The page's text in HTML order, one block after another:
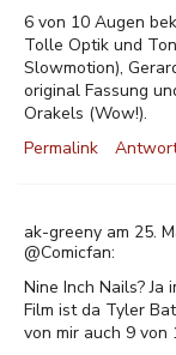
6 von 10 Augen
Tolle Optik und
Slowmotion),
original Fassung
Orakels (Wow!).
Permalink
ak-greeny am 25.
@Comicfan:
Nine Inch Nails?
Film ist da Tyler
von mir auch 9 von